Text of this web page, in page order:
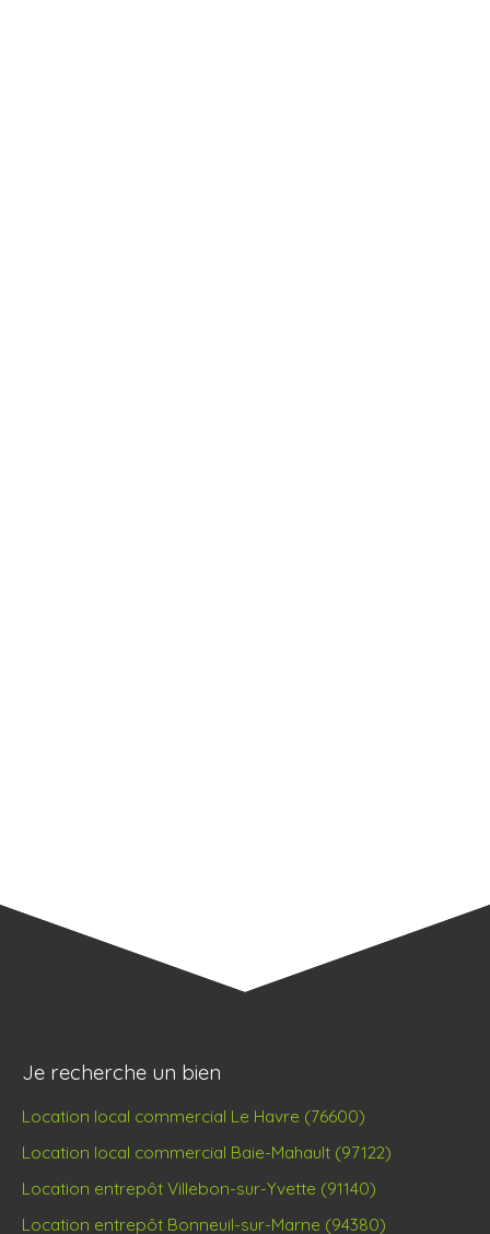
Je recherche un bien
Location local commercial Le Havre (76600)
Location local commercial Baie-Mahault (97122)
Location entrepôt Villebon-sur-Yvette (91140)
Location entrepôt Bonneuil-sur-Marne (94380)